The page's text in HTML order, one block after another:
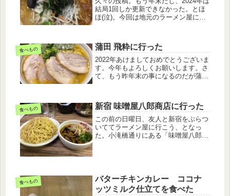
結局1回しか更新できなかった。とほ
ほ(泣)。今回は地元のラーメン屋に行
行く途中で見かけて入ろうかどうしよ
うか悩むのだ。この店との付き合...
食べもの 蒲田 飛粋に行った
2022年あけましておめでとうございま
す。今年もよろしくお願いします。さ
て、もう昨年末の事になるのだが蒲田
な感じ。夜だったから写真が少し暗
い。チャーシューメンばら1000円...
食べもの 新宿 味噌屋八郎商店に行った
この前の日曜日、友人と新宿をぶらつ
いててラーメン屋に行こう、となっ
た。小滝橋通りにある「味噌屋八郎商
戦区...
食べもの
バターチキンカレー ココナ
ッツミルク仕立てを食べた